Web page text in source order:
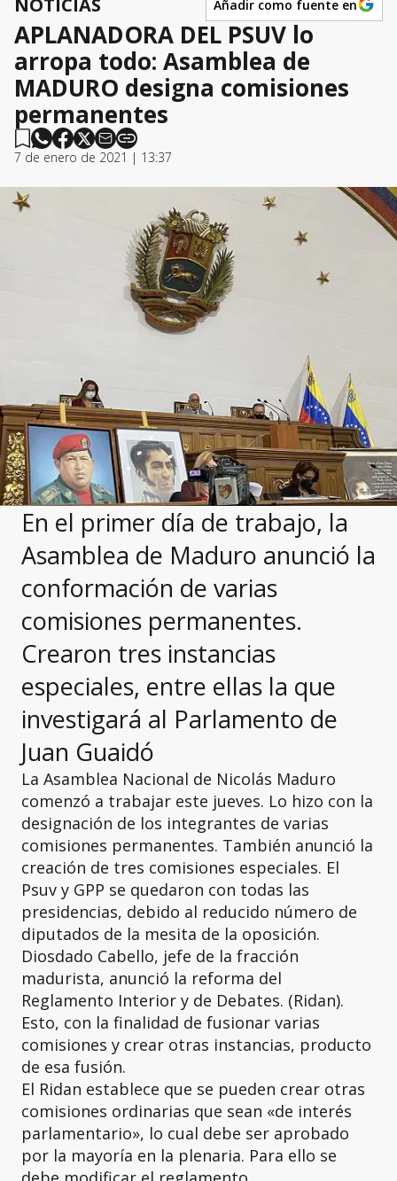
Añadir como fuente en
APLANADORA DEL PSUV lo
arropa todo: Asamblea de
MADURO designa comisiones
permanentes
7 de enero de 2021 | 13:37
En el primer día de trabajo, la
Asamblea de Maduro anunció la
conformación de varias
comisiones permanentes.
Crearon tres instancias
especiales, entre ellas la que
investigará al Parlamento de
Juan Guaidó
La Asamblea Nacional de Nicolás Maduro
comenzó a trabajar este jueves. Lo hizo con la
designación de los integrantes de varias
comisiones permanentes. También anunció la
creación de tres comisiones especiales. El
Psuv y GPP se quedaron con todas las
presidencias, debido al reducido número de
diputados de la mesita de la oposición.
Diosdado Cabello, jefe de la fracción
madurista, anunció la reforma del
Reglamento Interior y de Debates. (Ridan).
Esto, con la finalidad de fusionar varias
comisiones y crear otras instancias, producto
de esa fusión.
El Ridan establece que se pueden crear otras
comisiones ordinarias que sean «de interés
parlamentario», lo cual debe ser aprobado
por la mayoría en la plenaria. Para ello se